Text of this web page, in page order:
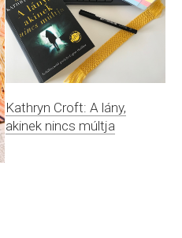
Kathryn Croft: A lány,
akinek nincs múltja